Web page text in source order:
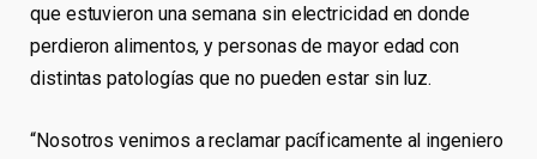
que estuvieron una semana sin electricidad en donde
perdieron alimentos, y personas de mayor edad con
distintas patologías que no pueden estar sin luz.
“Nosotros venimos a reclamar pacíficamente al ingeniero